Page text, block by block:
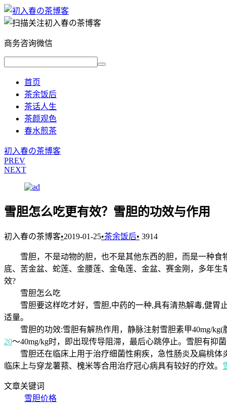
商务咨询微信
首页
茶余饭后
茶话人生
茶颜观色
春水煎茶
初入春の茶博客
PREV
NEXT
雪胆怎么吃更有效？雪胆的功效与作用
初入春の茶博客•2019-01-25•茶余饭后• 3914
雪胆，不是动物的胆，也不是其他东西的胆，而是一种食
底、苦金盆、蛇莲、金腰莲、金龟莲、金盆、赛金刚，多年
效?
雪胆怎么吃
雪胆要这样吃才好，雪胆,中药的一种,具有清热解毒,健胃止
适量。
雪胆的功效:雪胆有解热作用，静脉注射雪胆素甲40mg/kg(
20～40mg/kg时，即出现传导阻滞，最后心跳停止。雪胆有抑
雪胆还在临床上用于治疗细菌性痢疾，急性肠炎及扁桃体
临床上与穿龙薯蓣、槐米等合用治疗冠心病具有较好的疗效。
文章关键词
雪胆价格